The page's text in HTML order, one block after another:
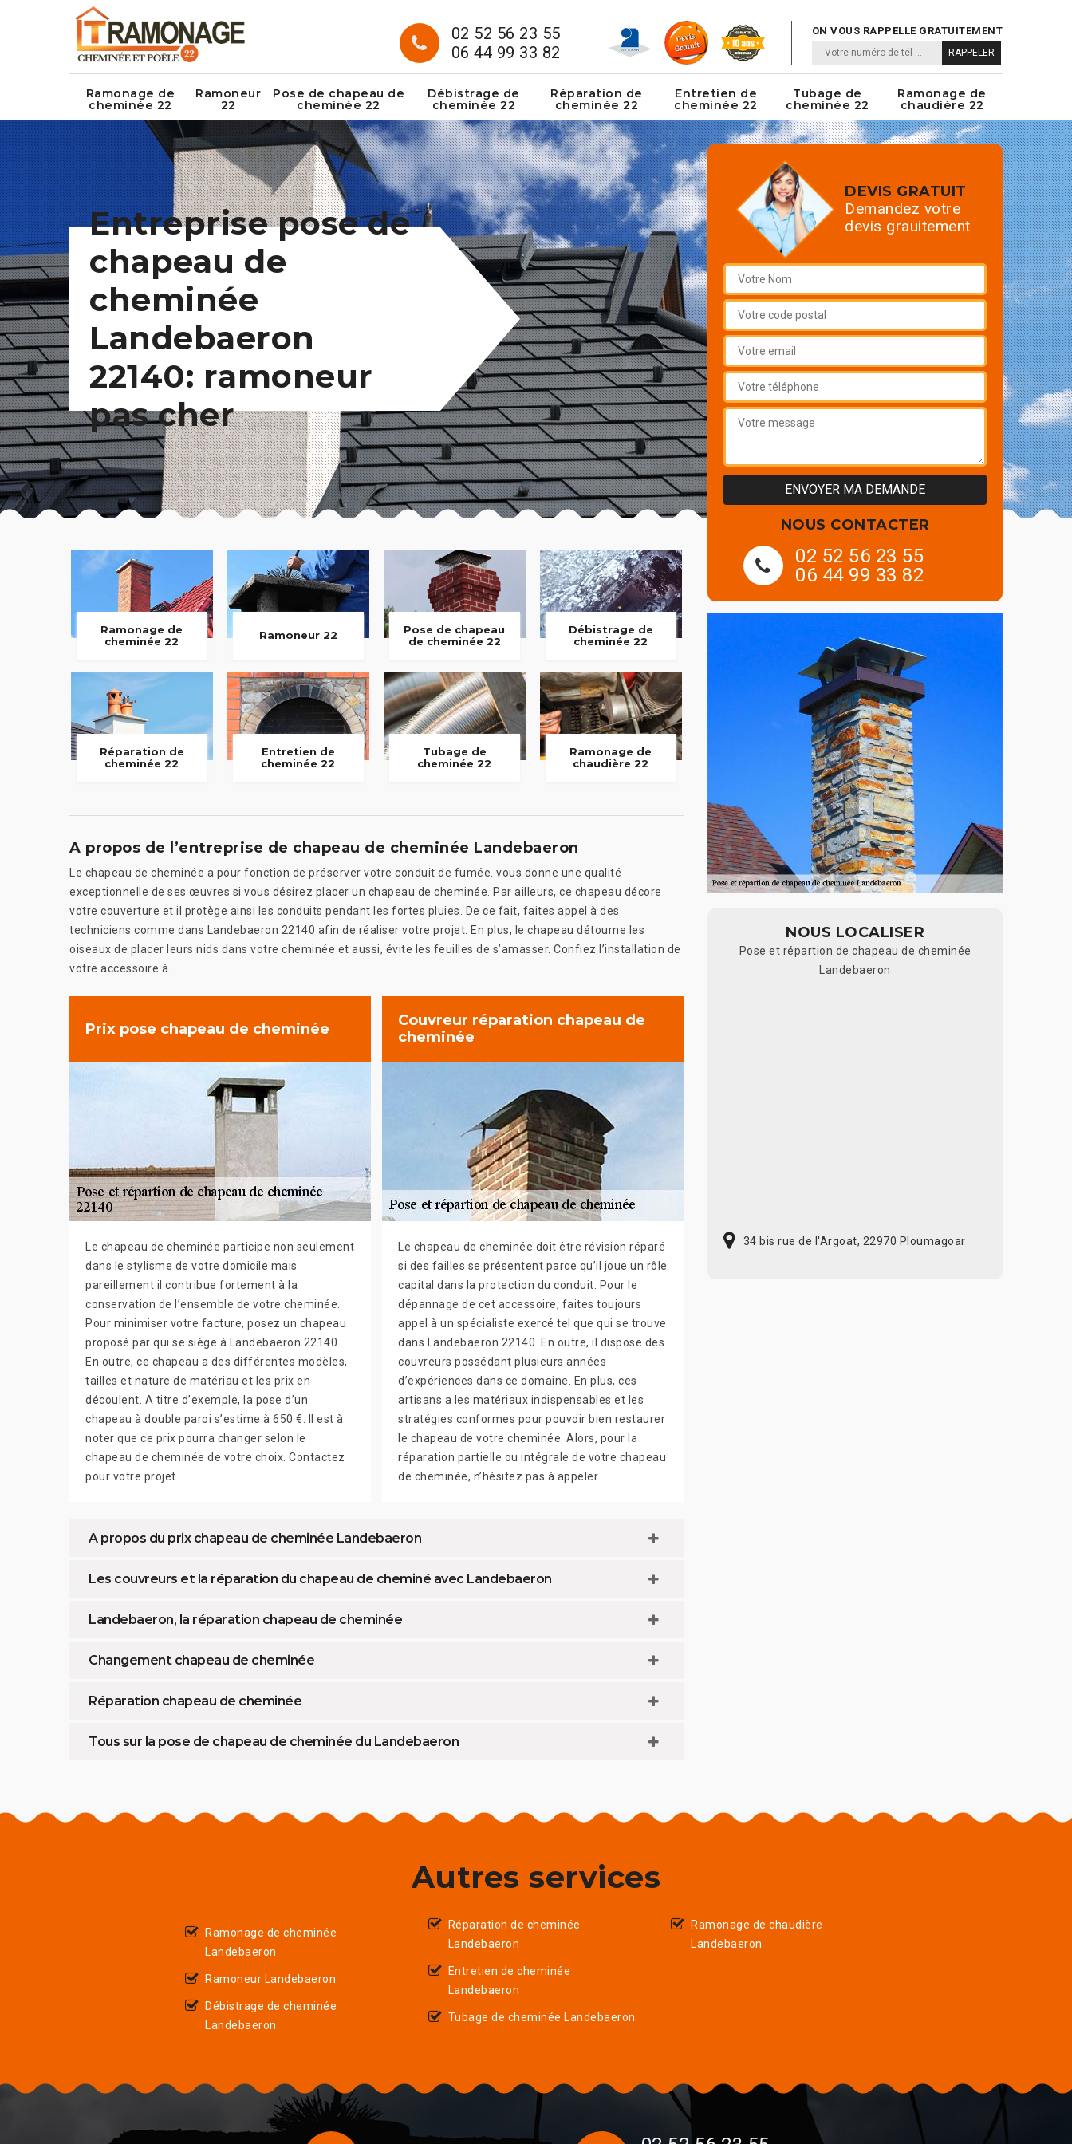
02 52 56 23 55
06 44 99 33 82
ON VOUS RAPPELLE GRATUITEMENT
Ramonage de
cheminée 22
Ramoneur
22
Pose de chapeau de
cheminée 22
Débistrage de
cheminée 22
Réparation de
cheminée 22
Entretien de
cheminée 22
Tubage de
cheminée 22
Ramonage de
chaudière 22
Entreprise pose de
chapeau de
cheminée
Landebaeron
22140: ramoneur
pas cher
Ramonage de
cheminée 22
Ramoneur 22
Pose de chapeau
de cheminée 22
Débistrage de
cheminée 22
Réparation de
cheminée 22
Entretien de
cheminée 22
Tubage de
cheminée 22
Ramonage de
chaudière 22
A propos de l’entreprise de chapeau de cheminée Landebaeron
Le chapeau de cheminée a pour fonction de préserver votre conduit de fumée. vous donne une qualité
exceptionnelle de ses œuvres si vous désirez placer un chapeau de cheminée. Par ailleurs, ce chapeau décore
votre couverture et il protège ainsi les conduits pendant les fortes pluies. De ce fait, faites appel à des
techniciens comme dans Landebaeron 22140 afin de réaliser votre projet. En plus, le chapeau détourne les
oiseaux de placer leurs nids dans votre cheminée et aussi, évite les feuilles de s’amasser. Confiez l’installation de
votre accessoire à .
Prix pose chapeau de cheminée
Le chapeau de cheminée participe non seulement
dans le stylisme de votre domicile mais
pareillement il contribue fortement à la
conservation de l’ensemble de votre cheminée.
Pour minimiser votre facture, posez un chapeau
proposé par qui se siège à Landebaeron 22140.
En outre, ce chapeau a des différentes modèles,
tailles et nature de matériau et les prix en
découlent. A titre d’exemple, la pose d’un
chapeau à double paroi s’estime à 650 €. Il est à
noter que ce prix pourra changer selon le
chapeau de cheminée de votre choix. Contactez
pour votre projet.
Couvreur réparation chapeau de
cheminée
Le chapeau de cheminée doit être révision réparé
si des failles se présentent parce qu’il joue un rôle
capital dans la protection du conduit. Pour le
dépannage de cet accessoire, faites toujours
appel à un spécialiste exercé tel que qui se trouve
dans Landebaeron 22140. En outre, il dispose des
couvreurs possédant plusieurs années
d’expériences dans ce domaine. En plus, ces
artisans a les matériaux indispensables et les
stratégies conformes pour pouvoir bien restaurer
le chapeau de votre cheminée. Alors, pour la
réparation partielle ou intégrale de votre chapeau
de cheminée, n’hésitez pas à appeler .
A propos du prix chapeau de cheminée Landebaeron
Les couvreurs et la réparation du chapeau de cheminé avec Landebaeron
Landebaeron, la réparation chapeau de cheminée
Changement chapeau de cheminée
Réparation chapeau de cheminée
Tous sur la pose de chapeau de cheminée du Landebaeron
DEVIS GRATUIT
Demandez votre
devis grauitement
NOUS CONTACTER
02 52 56 23 55
06 44 99 33 82
NOUS LOCALISER
Pose et répartion de chapeau de cheminée
Landebaeron
34 bis rue de l'Argoat, 22970 Ploumagoar
Autres services
Ramonage de cheminée
Landebaeron
Ramoneur Landebaeron
Débistrage de cheminée
Landebaeron
Réparation de cheminée
Landebaeron
Entretien de cheminée
Landebaeron
Tubage de cheminée Landebaeron
Ramonage de chaudière
Landebaeron